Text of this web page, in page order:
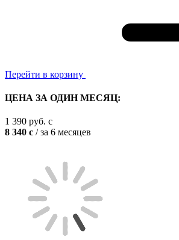
Перейти в корзину
ЦЕНА ЗА ОДИН МЕСЯЦ:
1 390 руб. c
8 340 c / за 6 месяцев